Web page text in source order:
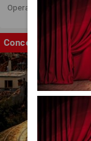
Opera Brasov
Concert